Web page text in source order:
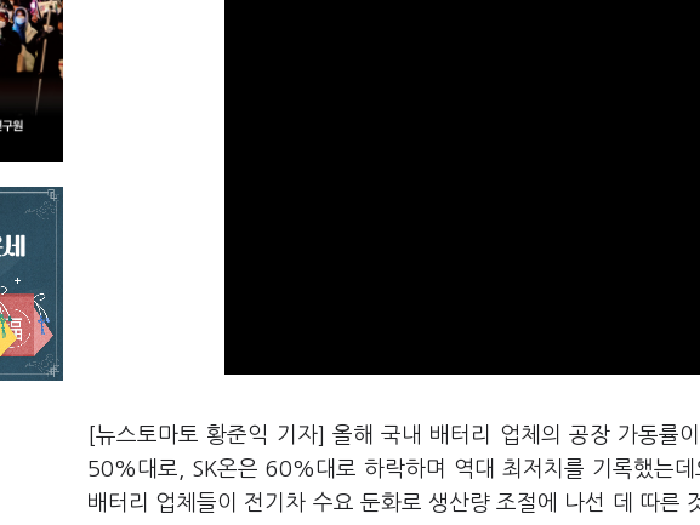
[뉴스토마토 황준익 기자] 올해 국내 배터리 업체의 공장 가동률
50%대로, SK온은 60%대로 하락하며 역대 최저치를 기록했는
배터리 업체들이 전기차 수요 둔화로 생산량 조절에 나선 데 따른